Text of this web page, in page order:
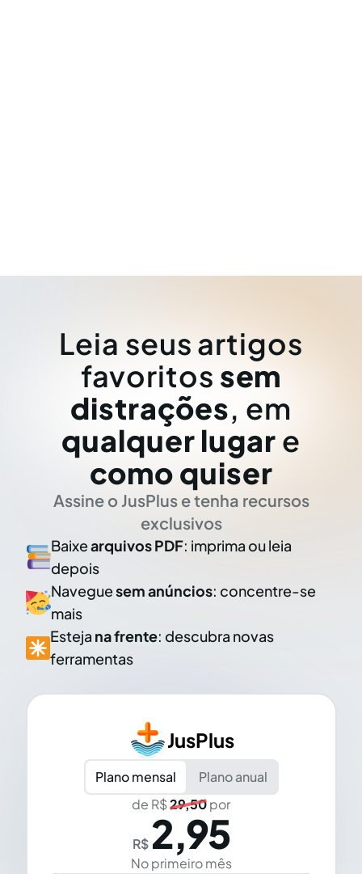
Leia seus artigos
favoritos sem
distrações, em
qualquer lugar e
como quiser
Assine o JusPlus e tenha recursos
exclusivos
Baixearquivos PDF: imprima ou leia
depois
Naveguesem anúncios: concentre-se
mais
Esteja na frente: descubra novas
ferramentas
JusPlus
Plano mensal
Plano anual
de R$29,50por
R$ 2,95
No primeiro mês